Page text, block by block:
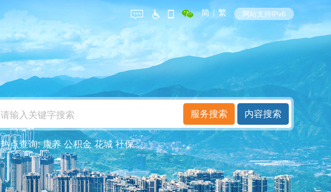
简 | 繁 网站支持IPv6
热点查询:康养 公积金 花城 社保